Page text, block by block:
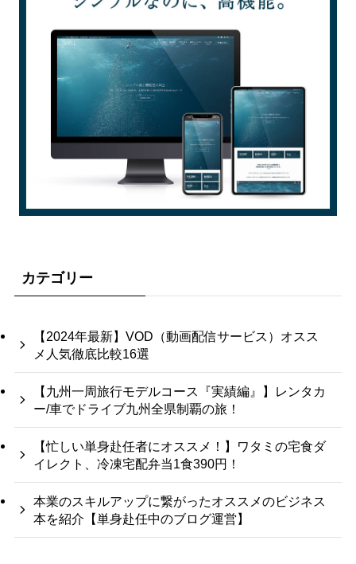
カテゴリー
【2024年最新】VOD（動画配信サービス）オスス
メ人気徹底比較16選
【九州一周旅行モデルコース『実績編』】レンタカ
ー/車でドライブ九州全県制覇の旅！
【忙しい単身赴任者にオススメ！】ワタミの宅食ダ
イレクト、冷凍宅配弁当1食390円！
本業のスキルアップに繋がったオススメのビジネス
本を紹介【単身赴任中のブログ運営】